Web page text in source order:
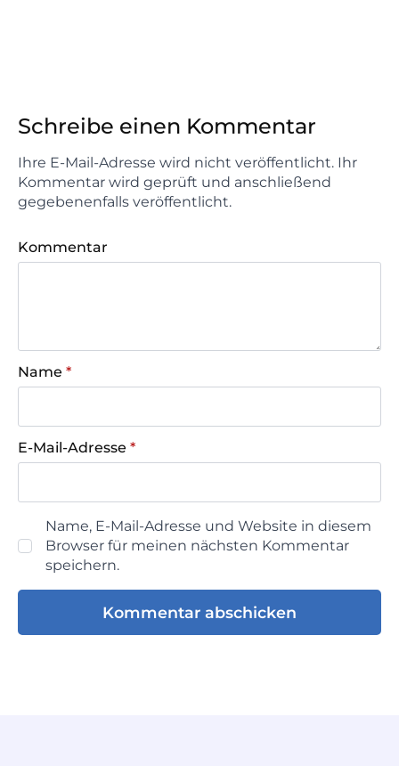
Schreibe einen Kommentar
Ihre E-Mail-Adresse wird nicht veröffentlicht. Ihr
Kommentar wird geprüft und anschließend
gegebenenfalls veröffentlicht.
Kommentar
Name *
E-Mail-Adresse *
Name, E-Mail-Adresse und Website in diesem
Browser für meinen nächsten Kommentar
speichern.